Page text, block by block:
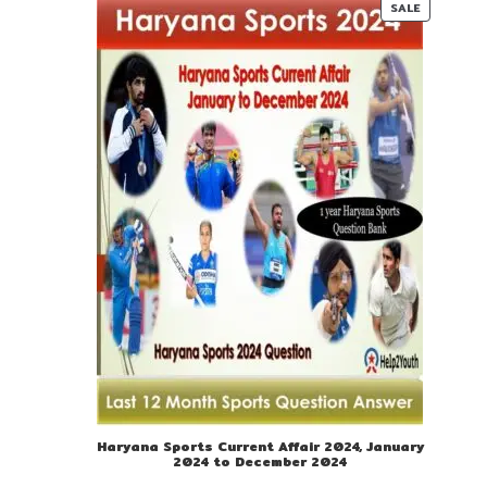
SALE
Haryana Sports Current Affair 2024, January
2024 to December 2024